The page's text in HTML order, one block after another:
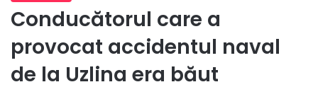
Conducătorul care a
provocat accidentul naval
de la Uzlina era băut